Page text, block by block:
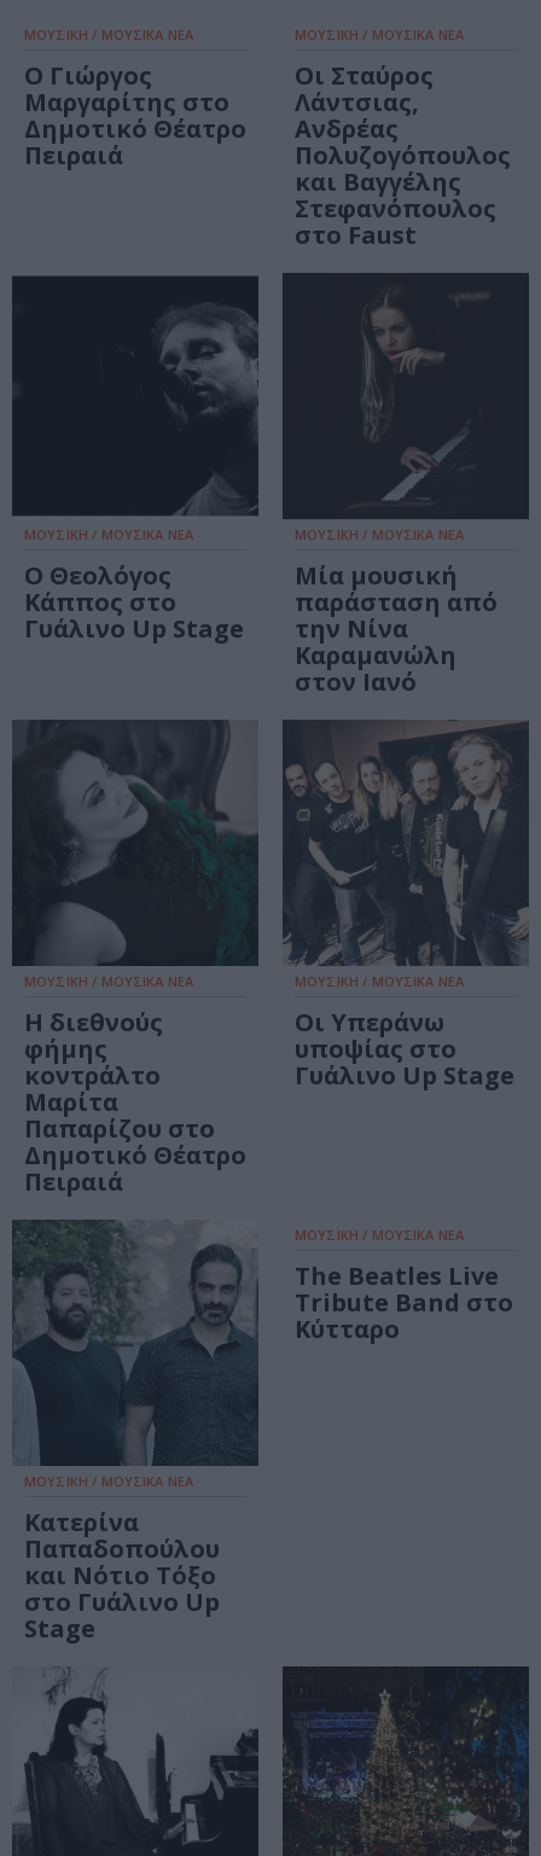
ΜΟΥΣΙΚΗ / ΜΟΥΣΙΚΑ ΝΕΑ
Ο Γιώργος
Μαργαρίτης στο
Δημοτικό Θέατρο
Πειραιά
ΜΟΥΣΙΚΗ / ΜΟΥΣΙΚΑ ΝΕΑ
Οι Σταύρος
Λάντσιας,
Ανδρέας
Πολυζογόπουλος
και Βαγγέλης
Στεφανόπουλος
στο Faust
ΜΟΥΣΙΚΗ / ΜΟΥΣΙΚΑ ΝΕΑ
Ο Θεολόγος
Κάππος στο
Γυάλινο Up Stage
ΜΟΥΣΙΚΗ / ΜΟΥΣΙΚΑ ΝΕΑ
Μία μουσική
παράσταση από
την Νίνα
Καραμανώλη
στον Ιανό
ΜΟΥΣΙΚΗ / ΜΟΥΣΙΚΑ ΝΕΑ
Η διεθνούς
φήμης
κοντράλτο
Μαρίτα
Παπαρίζου στο
Δημοτικό Θέατρο
Πειραιά
ΜΟΥΣΙΚΗ / ΜΟΥΣΙΚΑ ΝΕΑ
Οι Υπεράνω
υποψίας στο
Γυάλινο Up Stage
ΜΟΥΣΙΚΗ / ΜΟΥΣΙΚΑ ΝΕΑ
Κατερίνα
Παπαδοπούλου
και Νότιο Τόξο
στο Γυάλινο Up
Stage
ΜΟΥΣΙΚΗ / ΜΟΥΣΙΚΑ ΝΕΑ
The Beatles Live
Tribute Band στο
Κύτταρο